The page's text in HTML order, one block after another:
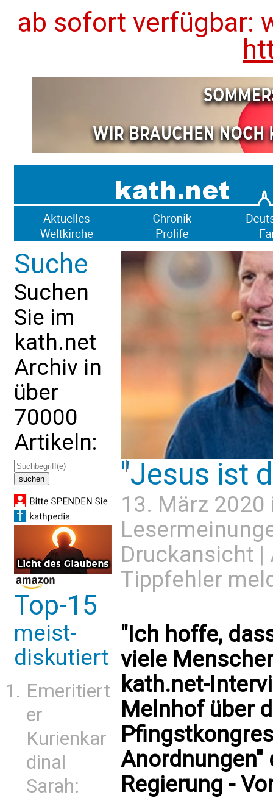
ab sofort verfügbar:
Suche
Suchen
Sie im
kath.net
Archiv in
über
70000
Artikeln:
Top-15
meist-
diskutiert
Emeritiert
er
Kurienkar
dinal
Sarah:
"Jesus ist
13. März
Druckansicht |
Tippfehler
"Ich hoffe,
viele
kath.net-
Melnhof über
Regierung -